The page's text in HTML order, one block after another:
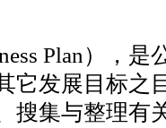
Plan），是
它发展目标之
搜集与整理有